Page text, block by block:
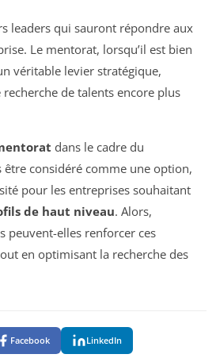
leaders qui sauront répondre aux
Le mentorat, lorsqu’il est bien
véritable levier stratégique,
de talents encore plus
dans le cadre du
considéré comme une option,
pour les entreprises souhaitant
de haut niveau. Alors,
peuvent-elles renforcer ces
en optimisant la recherche des
Facebook LinkedIn